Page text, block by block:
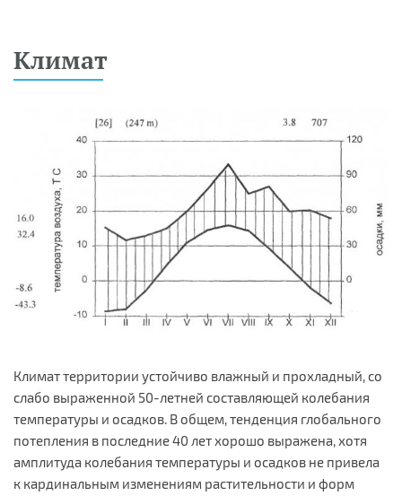
Климат
Климат территории устойчиво влажный и прохладный, со
слабо выраженной 50-летней составляющей колебания
температуры и осадков. В общем, тенденция глобального
потепления в последние 40 лет хорошо выражена, хотя
амплитуда колебания температуры и осадков не привела
к кардинальным изменениям растительности и форм